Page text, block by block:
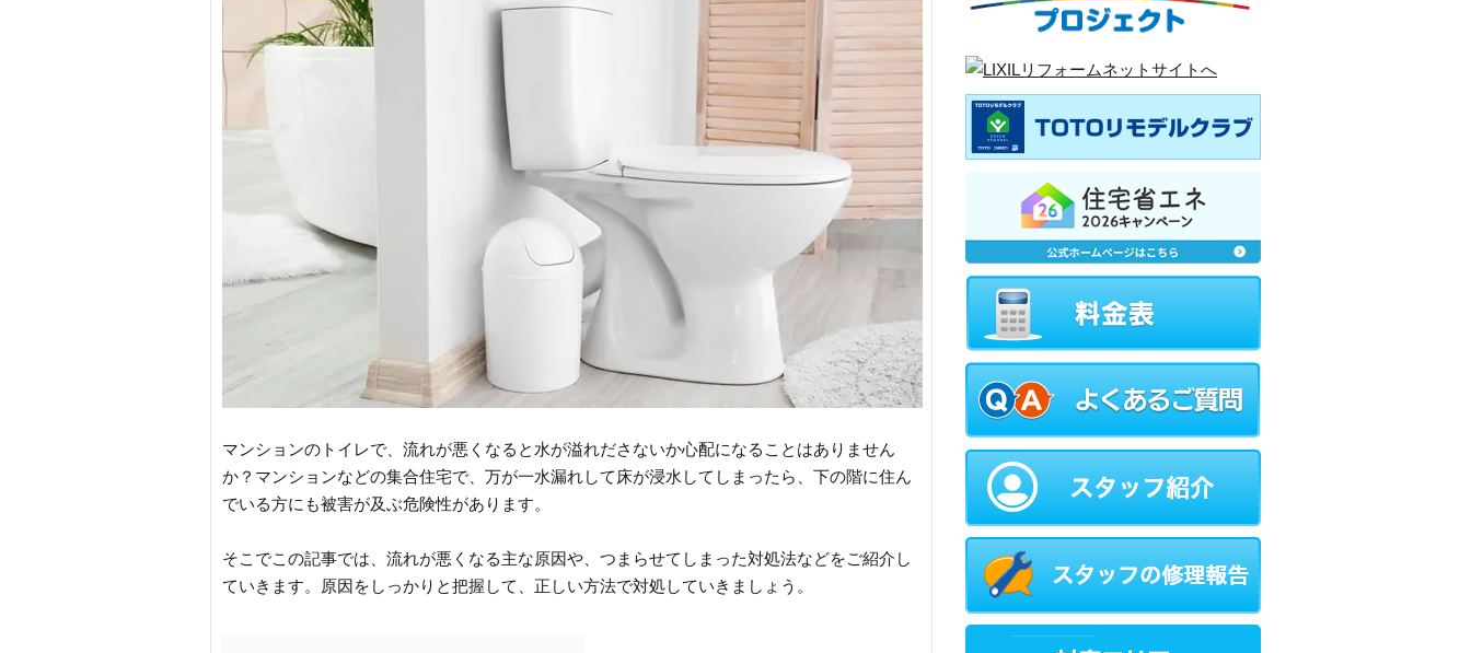
マンションのトイレで、流れが悪くなると水が溢れださないか心配になることはありません
か？マンションなどの集合住宅で、万が一水漏れして床が浸水してしまったら、下の階に住ん
でいる方にも被害が及ぶ危険性があります。
そこでこの記事では、流れが悪くなる主な原因や、つまらせてしまった対処法などをご紹介し
ていきます。原因をしっかりと把握して、正しい方法で対処していきましょう。